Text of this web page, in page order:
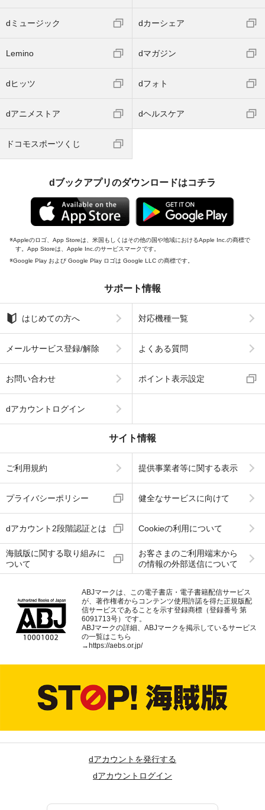
dミュージック dカーシェア
Lemino dマガジン
dヒッツ dフォト
dアニメストア dヘルスケア
ドコモスポーツくじ
dブックアプリのダウンロードはコチラ
Appleのロゴ、App Storeは、米国もしくはその他の国や地域におけるApple Inc.の商標で
す。App Storeは、Apple Inc.のサービスマークです。
Google Play および Google Play ロゴは Google LLC の商標です。
サポート情報
はじめての方へ 対応機種一覧
メールサービス登録/解除 よくある質問
お問い合わせ ポイント表示設定
dアカウントログイン
サイト情報
ご利用規約 提供事業者等に関する表示
プライバシーポリシー 健全なサービスに向けて
dアカウント2段階認証とは Cookieの利用について
海賊版に関する取り組みに
ついて
お客さまのご利用端末から
の情報の外部送信について
ABJマークは、この電子書店・電子書籍配信サービス
が、著作権者からコンテンツ使用許諾を得た正規版配
信サービスであることを示す登録商標（登録番号 第
6091713号）です。
ABJマークの詳細、ABJマークを掲示しているサービス
の一覧はこちら
→ https://aebs.or.jp/
dアカウントを発行する
dアカウントログイン